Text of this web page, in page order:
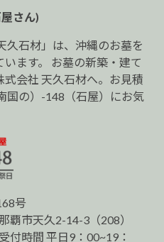
さん)
久石材」は、沖縄のお墓を
ます。 お墓の新築・建て
会社 天久石材へ。お見積
国の）-148（石屋）にお気
号
覇市天久2-14-3（208）
付時間 平日9：00~19：